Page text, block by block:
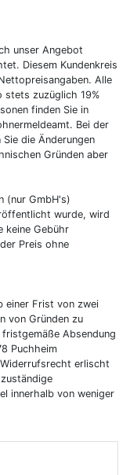
unser Angebot
Diesem Kundenkreis
Alle
stets zuzüglich 19%
finden Sie in
Bei der
die Änderungen
Gründen aber
(nur GmbH's)
wurde, wird
keine Gebühr
Preis ohne
einer Frist von zwei
von Gründen zu
Absendung
Puchheim
erlischt
innerhalb von weniger